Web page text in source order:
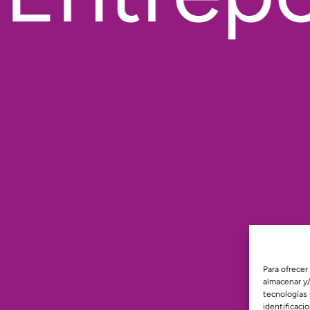
Para
almacenar
tecnologías